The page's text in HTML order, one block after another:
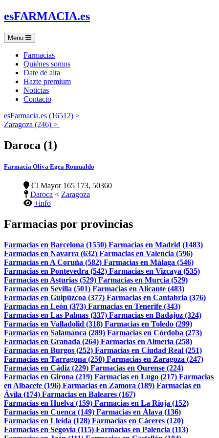
esFARMACIA.es
Menu
Farmacias
Quiénes somos
Date de alta
Hazte premium
Noticias
Contacto
esFarmacia.es (16512) >
Zaragoza (246) >
Daroca (1)
Farmacia Oliva Egea Romualdo
Cl Mayor 165 173, 50360
Daroca < Zaragoza
+info
Farmacias por provincias
Farmacias en Barcelona (1550) Farmacias en Madrid (1483)
Farmacias en Navarra (632) Farmacias en Valencia (596)
Farmacias en A Coruña (582) Farmacias en Málaga (546)
Farmacias en Pontevedra (542) Farmacias en Vizcaya (535)
Farmacias en Asturias (529) Farmacias en Murcia (529)
Farmacias en Sevilla (501) Farmacias en Alicante (483)
Farmacias en Guipúzcoa (377) Farmacias en Cantabria (376)
Farmacias en León (373) Farmacias en Tenerife (343)
Farmacias en Las Palmas (337) Farmacias en Badajoz (324)
Farmacias en Valladolid (318) Farmacias en Toledo (299)
Farmacias en Salamanca (289) Farmacias en Córdoba (273)
Farmacias en Granada (264) Farmacias en Almería (258)
Farmacias en Burgos (252) Farmacias en Ciudad Real (251)
Farmacias en Tarragona (250) Farmacias en Zaragoza (247)
Farmacias en Cádiz (229) Farmacias en Ourense (224)
Farmacias en Girona (219) Farmacias en Lugo (217) Farmacias
en Albacete (196) Farmacias en Zamora (189) Farmacias en
Ávila (174) Farmacias en Baleares (167)
Farmacias en Huelva (159) Farmacias en La Rioja (152)
Farmacias en Cuenca (149) Farmacias en Álava (136)
Farmacias en Lleida (128) Farmacias en Cáceres (120)
Farmacias en Segovia (115) Farmacias en Palencia (113)